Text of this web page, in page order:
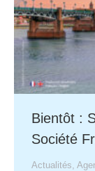
Bientôt :
Société
Actualités